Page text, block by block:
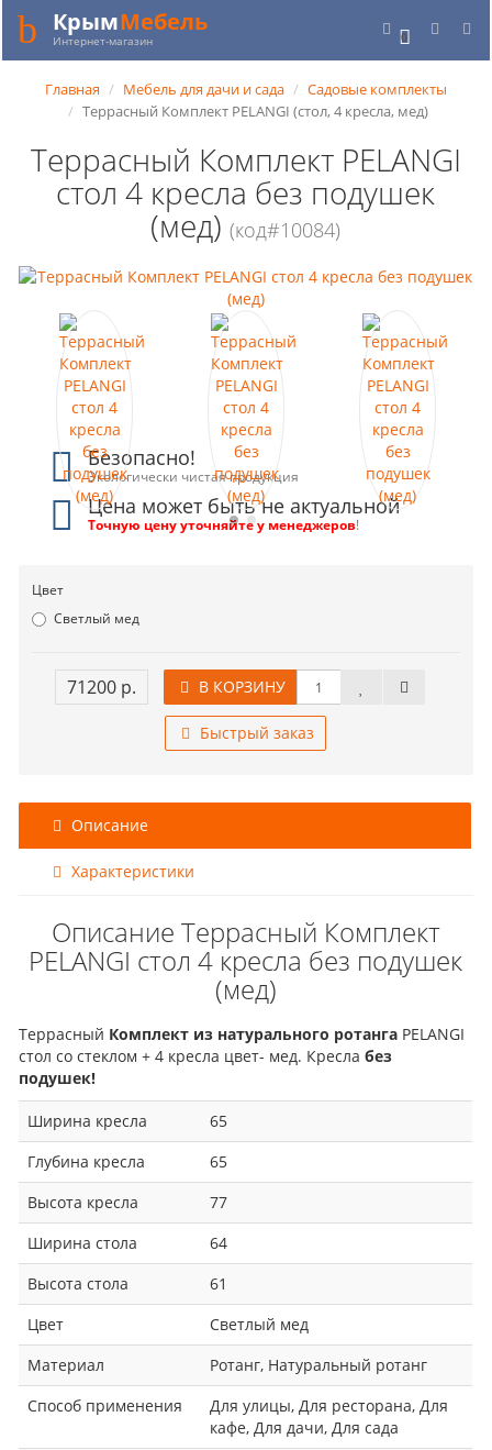
0
КрымМебель
Интернет-магазин
Главная Мебель для дачи и сада
Садовые комплекты
Террасный Комплект PELANGI (стол, 4 кресла, мед)
Террасный Комплект PELANGI
стол 4 кресла без подушек
(мед)(код#10084)
Безопасно!
Экологически чистая продукция
Цена может быть не актуальной
Точную цену уточняйте у менеджеров!
Цвет
Светлый мед
71200 р. В КОРЗИНУ
Быстрый заказ
Описание
Характеристики
Описание Террасный Комплект
PELANGI стол 4 кресла без подушек
(мед)
Террасный Комплект из натурального ротанга PELANGI
стол со стеклом + 4 кресла цвет- мед. Креслабез
подушек!
Ширина кресла
65
Глубина кресла
65
Высота кресла
77
Ширина стола
64
Высота стола
61
Цвет
Светлый мед
Материал
Ротанг, Натуральный ротанг
Способ применения
Для улицы, Для ресторана, Для
кафе, Для дачи, Для сада